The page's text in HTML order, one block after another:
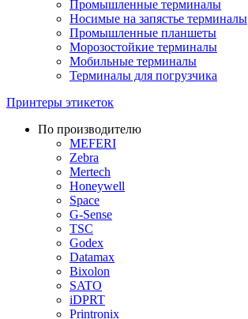
Промышленные терминалы
Носимые на запястье терминалы
Промышленные планшеты
Морозостойкие терминалы
Мобильные терминалы
Терминалы для погрузчика
Принтеры этикеток
По производителю
MEFERI
Zebra
Mertech
Honeywell
Space
G-Sense
TSC
Godex
Datamax
Bixolon
SATO
iDPRT
Printronix